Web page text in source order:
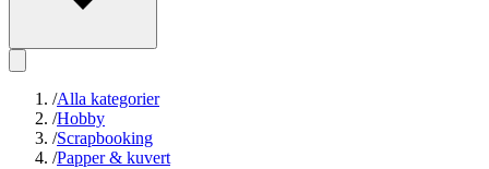
/Alla kategorier
/Hobby
/Scrapbooking
/Papper & kuvert